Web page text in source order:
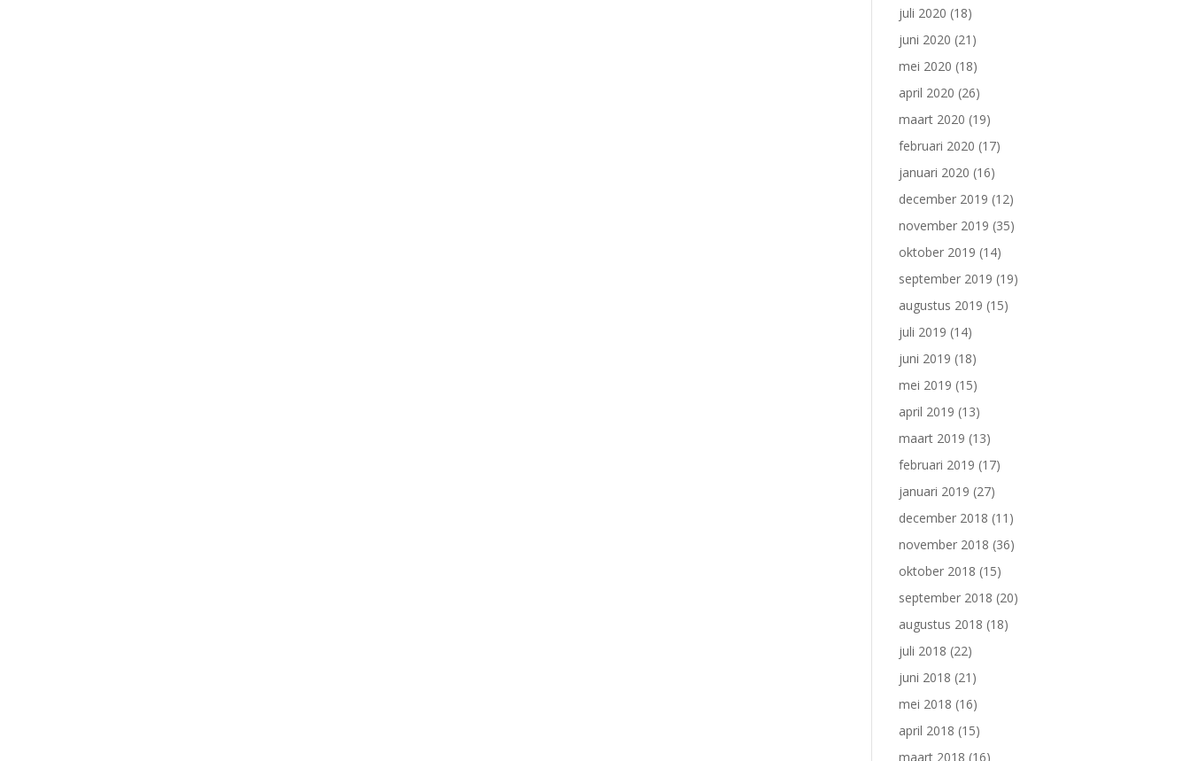
juli 2020 (18)
juni 2020 (21)
mei 2020 (18)
april 2020 (26)
maart 2020 (19)
februari 2020 (17)
januari 2020 (16)
december 2019 (12)
november 2019 (35)
oktober 2019 (14)
september 2019 (19)
augustus 2019 (15)
juli 2019 (14)
juni 2019 (18)
mei 2019 (15)
april 2019 (13)
maart 2019 (13)
februari 2019 (17)
januari 2019 (27)
december 2018 (11)
november 2018 (36)
oktober 2018 (15)
september 2018 (20)
augustus 2018 (18)
juli 2018 (22)
juni 2018 (21)
mei 2018 (16)
april 2018 (15)
maart 2018 (16)